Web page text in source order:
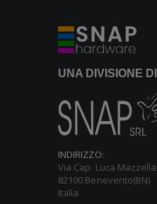
UNA DIVISIONE DI
INDIRIZZO:
Via Cap. Luca
82100 Benevento(BN)
Italia